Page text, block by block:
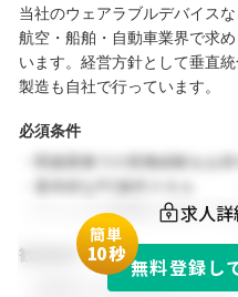
当社のウェアラブルデバイス
航空・船舶・自動車業界で求
います。経営方針として垂直
製造も自社で行っています。
必須条件
・関連業務での実務経験をお持
・基本的なPC操作スキル
・チームでの協働を大切にで
歓迎条件
・同業界での就業経験がある方
求人
簡単
10秒
無料登録し